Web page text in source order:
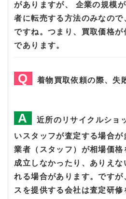
がありますが、 企業の規模
者に転売する方法のみなの
ですね。つまり、買取価格
であります。
着物買取依頼の際、失
近所のリサイクルショ
いスタッフが査定する場合が
業者（スタッフ）が相場価
成立しなかったり、ありえな
れる場合があります。です
スを提供する会社は査定研